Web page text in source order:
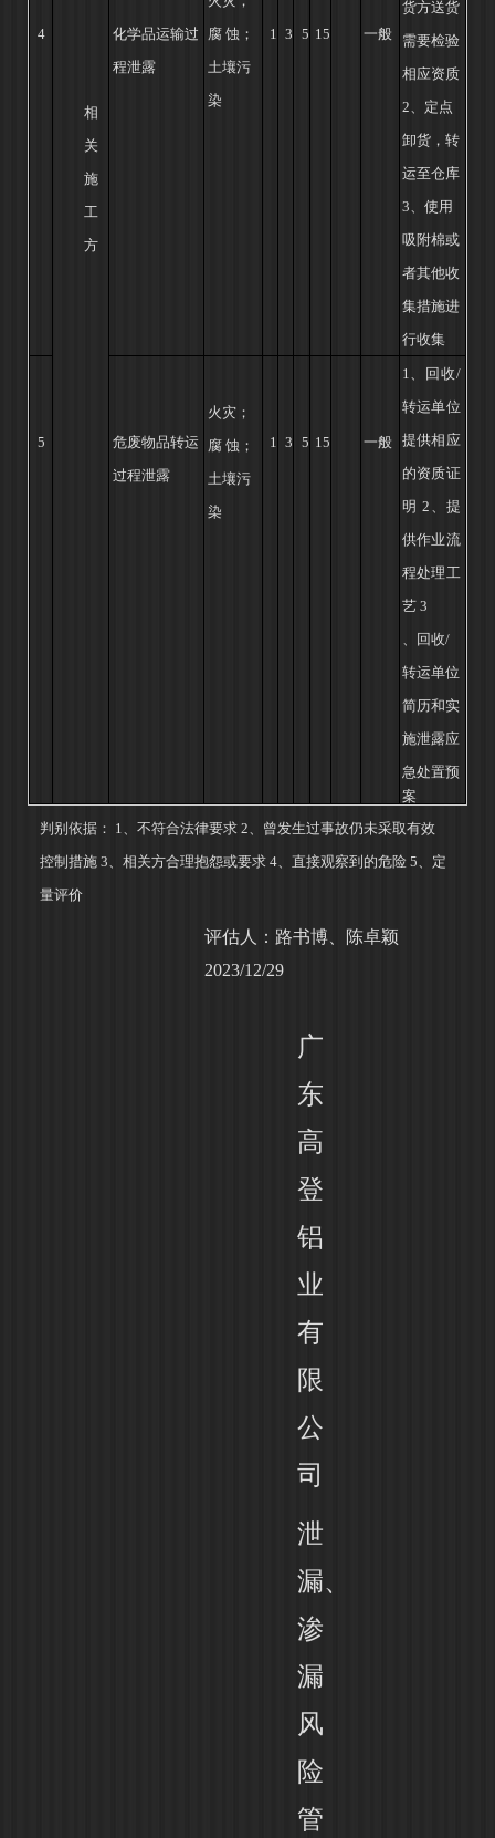
4
相
关
施
工
方
化学品运输过
程泄露
腐 蚀；
土壤污
染
1 3 5 15 一般
货方送货
需要检验
相应资质
2、定点
卸货，转
运至仓库
3、 使用
吸附棉或
者其他收
集措施进
行收集
5
危废物品转运
过程泄露
火灾；
腐 蚀；
土壤污
染
1 3 5 15 一般
1、回收/
转运单位
提供相应
的资质证
明 2、提
供作业流
程处理工
艺 3
、回收/
转运单位
简历和实
施泄露应
急处置预
案
判别依据： 1 、不符合法律要求 2 、曾发生过事故仍未采取有效
控制措施 3 、相关方合理抱怨或要求 4、直接观察到的危险 5、定
量评价
评估人：路书博、陈卓颖
2023/12/29
广
东
高
登
铝
业
有
限
公
司
泄
漏、
渗
漏
风
险
管